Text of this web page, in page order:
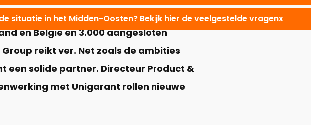
en België en 3.000 aangesloten
reikt ver. Net zoals de ambities
een solide partner. Directeur Product &
met Unigarant rollen nieuwe
situatie in het Midden-Oosten? Bekijk hier de veelgestelde vragenx